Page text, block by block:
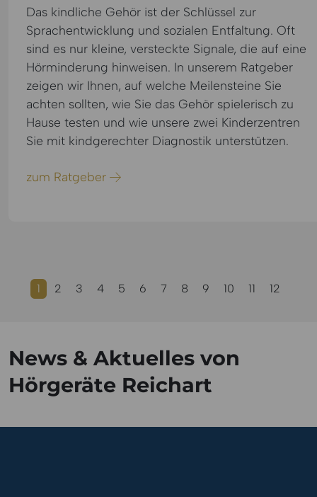
Das kindliche Gehör ist der Schlüssel zur
Sprachentwicklung und sozialen Entfaltung. Oft
sind es nur kleine, versteckte Signale, die auf eine
Hörminderung hinweisen. In unserem Ratgeber
zeigen wir Ihnen, auf welche Meilensteine Sie
achten sollten, wie Sie das Gehör spielerisch zu
Hause testen und wie unsere zwei Kinderzentren
Sie mit kindgerechter Diagnostik unterstützen.
zum Ratgeber
1 2 3 4 5 6 7 8 9 10 11 12
News & Aktuelles von
Hörgeräte Reichart